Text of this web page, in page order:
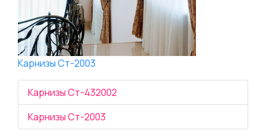
Карнизы Ст-2003
Карнизы Ст-432002
Карнизы Ст-2003